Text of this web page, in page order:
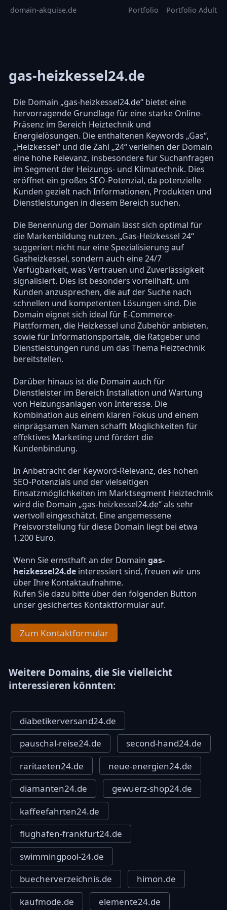
domain-akquise.de Portfolio Portfolio Adult
gas-heizkessel24.de
Die Domain „gas-heizkessel24.de“ bietet eine
hervorragende Grundlage für eine starke Online-
Präsenz im Bereich Heiztechnik und
Energielösungen. Die enthaltenen Keywords „Gas“,
„Heizkessel“ und die Zahl „24“ verleihen der Domain
eine hohe Relevanz, insbesondere für Suchanfragen
im Segment der Heizungs- und Klimatechnik. Dies
eröffnet ein großes SEO-Potenzial, da potenzielle
Kunden gezielt nach Informationen, Produkten und
Dienstleistungen in diesem Bereich suchen.
Die Benennung der Domain lässt sich optimal für
die Markenbildung nutzen. „Gas-Heizkessel 24“
suggeriert nicht nur eine Spezialisierung auf
Gasheizkessel, sondern auch eine 24/7
Verfügbarkeit, was Vertrauen und Zuverlässigkeit
signalisiert. Dies ist besonders vorteilhaft, um
Kunden anzusprechen, die auf der Suche nach
schnellen und kompetenten Lösungen sind. Die
Domain eignet sich ideal für E-Commerce-
Plattformen, die Heizkessel und Zubehör anbieten,
sowie für Informationsportale, die Ratgeber und
Dienstleistungen rund um das Thema Heiztechnik
bereitstellen.
Darüber hinaus ist die Domain auch für
Dienstleister im Bereich Installation und Wartung
von Heizungsanlagen von Interesse. Die
Kombination aus einem klaren Fokus und einem
einprägsamen Namen schafft Möglichkeiten für
effektives Marketing und fördert die
Kundenbindung.
In Anbetracht der Keyword-Relevanz, des hohen
SEO-Potenzials und der vielseitigen
Einsatzmöglichkeiten im Marktsegment Heiztechnik
wird die Domain „gas-heizkessel24.de“ als sehr
wertvoll eingeschätzt. Eine angemessene
Preisvorstellung für diese Domain liegt bei etwa
1.200 Euro.
Wenn Sie ernsthaft an der Domain gas-
heizkessel24.deinteressiert sind, freuen wir uns
über Ihre Kontaktaufnahme.
Rufen Sie dazu bitte über den folgenden Button
unser gesichertes Kontaktformular auf.
Zum Kontaktformular
Weitere Domains, die Sie vielleicht
interessieren könnten:
diabetikerversand24.de
pauschal-reise24.de
second-hand24.de
raritaeten24.de
neue-energien24.de
diamanten24.de
gewuerz-shop24.de
kaffeefahrten24.de
flughafen-frankfurt24.de
swimmingpool-24.de
buecherverzeichnis.de
himon.de
kaufmode.de
elemente24.de